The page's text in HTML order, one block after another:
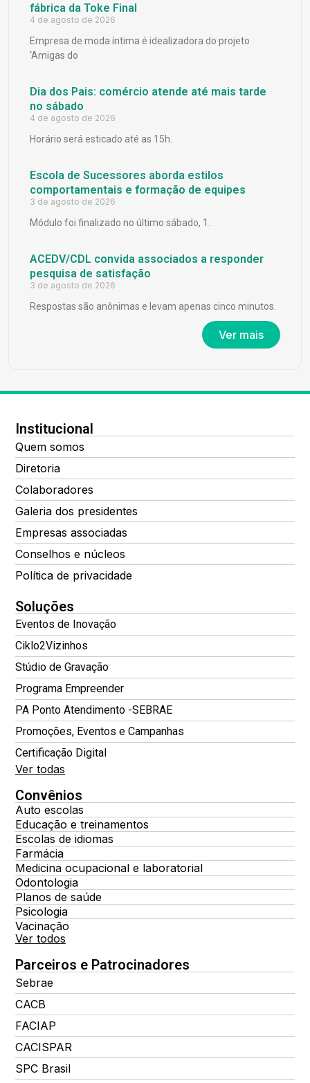
fábrica da Toke Final
4 de agosto de 2026
Empresa de moda íntima é idealizadora do projeto
‘Amigas do
Dia dos Pais: comércio atende até mais tarde
no sábado
4 de agosto de 2026
Horário será esticado até as 15h.
Escola de Sucessores aborda estilos
comportamentais e formação de equipes
3 de agosto de 2026
Módulo foi finalizado no último sábado, 1.
ACEDV/CDL convida associados a responder
pesquisa de satisfação
3 de agosto de 2026
Respostas são anônimas e levam apenas cinco minutos.
Ver mais
Institucional
Quem somos
Diretoria
Colaboradores
Galeria dos presidentes
Empresas associadas
Conselhos e núcleos
Política de privacidade
Soluções
Eventos de Inovação
Ciklo2Vizinhos
Stúdio de Gravação
Programa Empreender
PA Ponto Atendimento -SEBRAE
Promoções, Eventos e Campanhas
Certificação Digital
Ver todas
Convênios
Auto escolas
Educação e treinamentos
Escolas de idiomas
Farmácia
Medicina ocupacional e laboratorial
Odontologia
Planos de saúde
Psicologia
Vacinação
Ver todos
Parceiros e Patrocinadores
Sebrae
CACB
FACIAP
CACISPAR
SPC Brasil